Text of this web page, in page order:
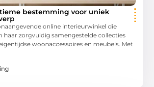
bestemming voor uniek
online interieurwinkel die
haar zorgvuldig samengestelde collecties
woonaccessoires en meubels. Met